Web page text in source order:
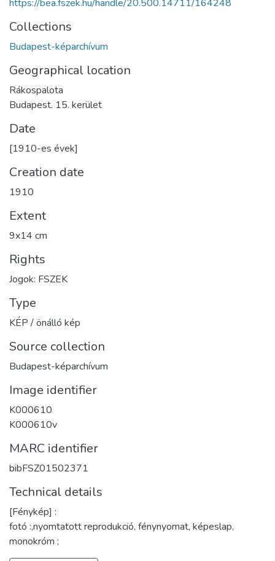
https://bea.fszek.hu/handle/20.500.14711/164248
Collections
Budapest-képarchívum
Geographical location
Rákospalota
Budapest. 15. kerület
Date
[1910-es évek]
Creation date
1910
Extent
9x14 cm
Rights
Jogok: FSZEK
Type
KÉP / önálló kép
Source collection
Budapest-képarchívum
Image identifier
K000610
K000610v
MARC identifier
bibFSZ01502371
Technical details
[Fénykép] :
fotó :,nyomtatott reprodukció, fénynyomat, képeslap,
monokróm ;